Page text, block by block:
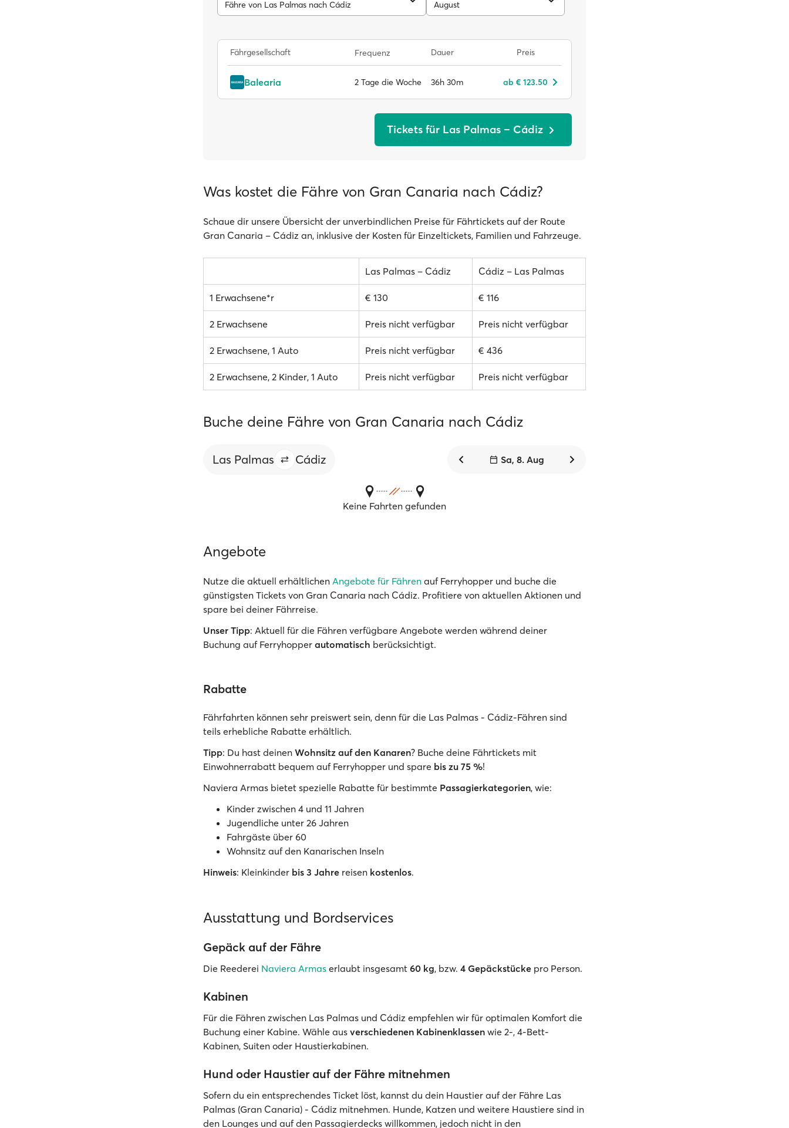
Fähre von Las Palmas nach Cádiz August
Fährgesellschaft Frequenz Dauer Preis
Balearia 2 Tage die Woche 36h 30m ab € 123.50
Tickets für Las Palmas – Cádiz
Was kostet die Fähre von Gran Canaria nach Cádiz?
Schaue dir unsere Übersicht der unverbindlichen Preise für Fährtickets auf der Route
Gran Canaria – Cádiz an, inklusive der Kosten für Einzeltickets, Familien und Fahrzeuge.
Las Palmas – Cádiz Cádiz – Las Palmas
1 Erwachsene*r € 130 € 116
2 Erwachsene Preis nicht verfügbar Preis nicht verfügbar
2 Erwachsene, 1 Auto Preis nicht verfügbar € 436
2 Erwachsene, 2 Kinder, 1 Auto Preis nicht verfügbar Preis nicht verfügbar
Buche deine Fähre von Gran Canaria nach Cádiz
Las Palmas Cádiz Sa, 8. Aug
Keine Fahrten gefunden
Angebote
Nutze die aktuell erhältlichen Angebote für Fähren auf Ferryhopper und buche die
günstigsten Tickets von Gran Canaria nach Cádiz. Profitiere von aktuellen Aktionen und
spare bei deiner Fährreise.
Unser Tipp: Aktuell für die Fähren verfügbare Angebote werden während deiner
Buchung auf Ferryhopper automatisch berücksichtigt.
Rabatte
Fährfahrten können sehr preiswert sein, denn für die Las Palmas - Cádiz-Fähren sind
teils erhebliche Rabatte erhältlich.
Tipp: Du hast deinen Wohnsitz auf den Kanaren? Buche deine Fährtickets mit
Einwohnerrabatt bequem auf Ferryhopper und spare bis zu 75 %!
Naviera Armas bietet spezielle Rabatte für bestimmte Passagierkategorien, wie:
Kinder zwischen 4 und 11 Jahren
Jugendliche unter 26 Jahren
Fahrgäste über 60
Wohnsitz auf den Kanarischen Inseln
Hinweis: Kleinkinder bis 3 Jahre reisen kostenlos.
Ausstattung und Bordservices
Gepäck auf der Fähre
Die Reederei Naviera Armas erlaubt insgesamt 60 kg, bzw. 4 Gepäckstücke pro Person.
Kabinen
Für die Fähren zwischen Las Palmas und Cádiz empfehlen wir für optimalen Komfort die
Buchung einer Kabine. Wähle aus verschiedenen Kabinenklassen wie 2-, 4-Bett-
Kabinen, Suiten oder Haustierkabinen.
Hund oder Haustier auf der Fähre mitnehmen
Sofern du ein entsprechendes Ticket löst, kannst du dein Haustier auf der Fähre Las
Palmas (Gran Canaria) - Cádiz mitnehmen. Hunde, Katzen und weitere Haustiere sind in
den Lounges und auf den Passagierdecks willkommen, jedoch nicht in den